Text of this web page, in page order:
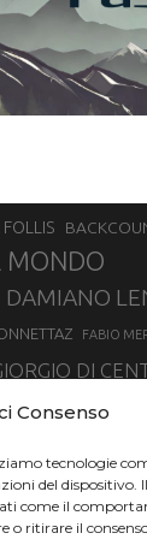
Consenso
tecnologie
del dispositivo.
come il
o ritirare il
MONDO
DAMIANO
FABIO
DI
MADONNA DI
RAFFAELLA TEMPESTA